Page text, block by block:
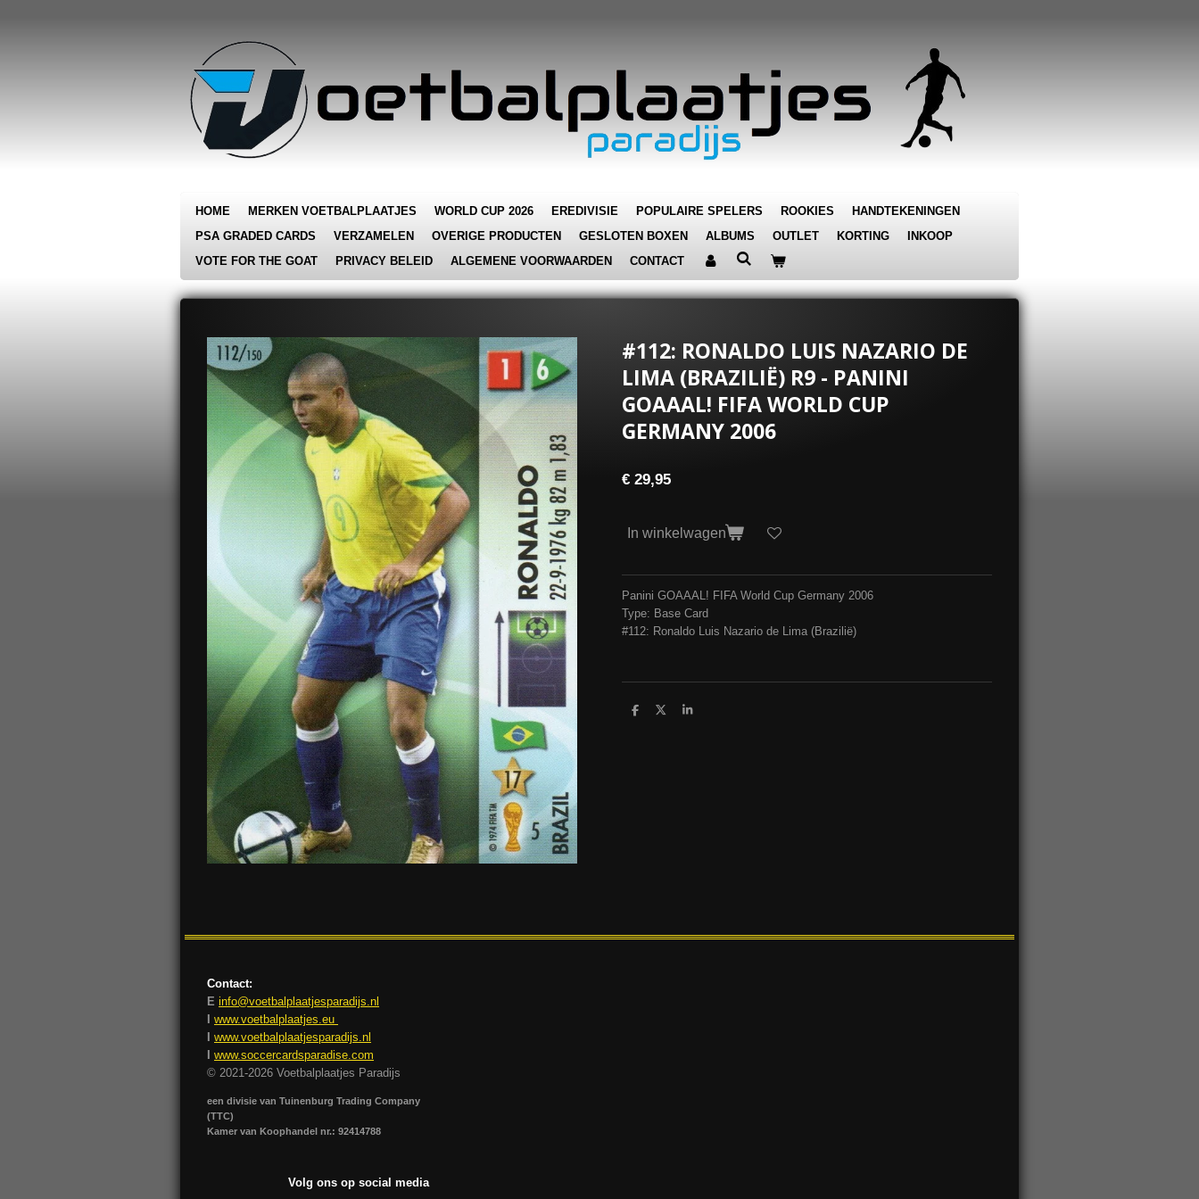
HOME MERKEN VOETBALPLAATJES WORLD CUP 2026 EREDIVISIE POPULAIRE SPELERS ROOKIES
HANDTEKENINGEN
PSA GRADED CARDS
VERZAMELEN OVERIGE PRODUCTEN GESLOTEN BOXEN ALBUMS OUTLET KORTING
INKOOP
VOTE FOR THE GOAT
PRIVACY BELEID ALGEMENE VOORWAARDEN CONTACT
#112: RONALDO LUIS NAZARIO DE
LIMA (BRAZILIË) R9 - PANINI
GOAAAL! FIFA WORLD CUP
GERMANY 2006
€ 29,95
In winkelwagen
Panini GOAAAL! FIFA World Cup Germany 2006
Type: Base Card
#112: Ronaldo Luis Nazario de Lima (Brazilië)
D
D
S
Contact:
E info@voetbalplaatjesparadijs.nl
I www.voetbalplaatjes.eu
I www.voetbalplaatjesparadijs.nl
I www.soccercardsparadise.com
© 2021-2026 Voetbalplaatjes Paradijs
een divisie van Tuinenburg Trading Company
(TTC)
Kamer van Koophandel nr.: 92414788
Volg ons op social media